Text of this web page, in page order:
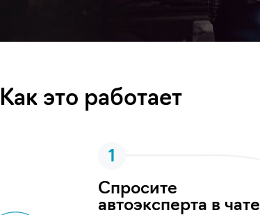
Как это работает
1
Спросите
автоэксперта в чате